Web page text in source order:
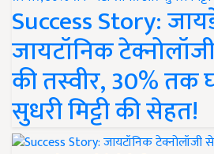
Success Story:
जायटॉनिक
की तस्वीर, 30% तक
सुधरी मिट्टी की सेहत!